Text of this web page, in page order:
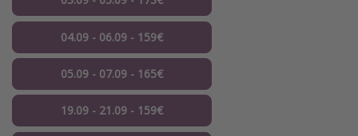
04.09 - 06.09 - 159€
05.09 - 07.09 - 165€
19.09 - 21.09 - 159€